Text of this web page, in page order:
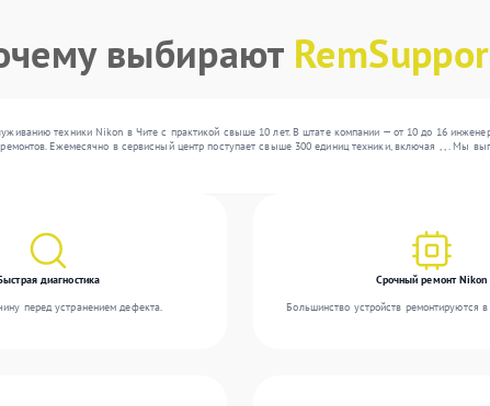
выбирают
техники Nikon в Чите с практикой свыше 10 лет. В штате компании — от 10 до 16
Ежемесячно в сервисный центр поступает свыше 300 единиц техники, включая , , . Мы
диагностика
перед устранением дефекта.
Срочный ремонт Nikon
Большинство устройств ремонтируются